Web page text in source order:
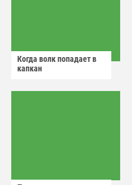
Когда волк попадает в
капкан